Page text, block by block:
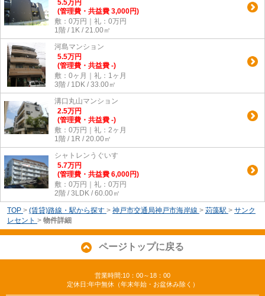
5.5万円
(管理費・共益費 3,000円)
敷：0万円｜礼：0万円
1階 / 1K / 21.00㎡
河島マンション
5.5万円
(管理費・共益費 -)
敷：0ヶ月｜礼：1ヶ月
3階 / 1DK / 33.00㎡
溝口丸山マンション
2.5万円
(管理費・共益費 -)
敷：0万円｜礼：2ヶ月
1階 / 1R / 20.00㎡
シャトレンうぐいす
5.7万円
(管理費・共益費 6,000円)
敷：0万円｜礼：0万円
2階 / 3LDK / 60.00㎡
TOP > (賃貸)路線・駅から探す > 神戸市交通局神戸市海岸線 > 苅藻駅 > サンク
レセント > 物件詳細
ページトップに戻る
営業時間:10：00～18：00
定休日:年中無休（年末年始・お盆休み除く）